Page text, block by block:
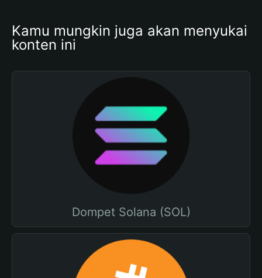
Kamu mungkin juga akan menyukai
konten ini
Dompet Solana (SOL)